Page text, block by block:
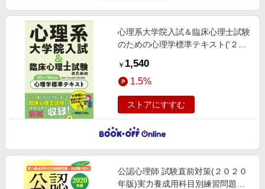
心理系大学院入試＆臨床心理士試験
のための心理学標準テキスト('２３
￥ 1,540
1.5%
ストアにすすむ
公認心理師 試験直前対策(２０２０
年版)実力養成用科目別練習問題＋